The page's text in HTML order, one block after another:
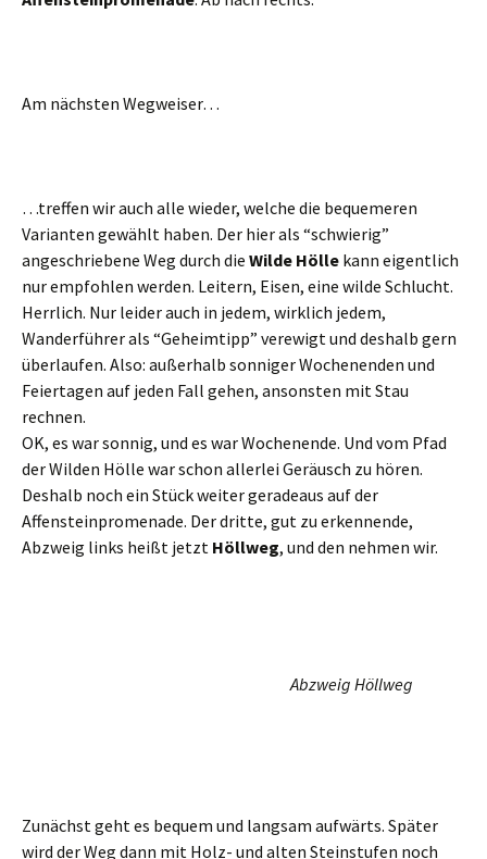
Am nächsten Wegweiser…
…treffen wir auch alle wieder, welche die bequemeren
Varianten gewählt haben. Der hier als “schwierig”
angeschriebene Weg durch die Wilde Hölle kann eigentlich
nur empfohlen werden. Leitern, Eisen, eine wilde Schlucht.
Herrlich. Nur leider auch in jedem, wirklich jedem,
Wanderführer als “Geheimtipp” verewigt und deshalb gern
überlaufen. Also: außerhalb sonniger Wochenenden und
Feiertagen auf jeden Fall gehen, ansonsten mit Stau
rechnen.
OK, es war sonnig, und es war Wochenende. Und vom Pfad
der Wilden Hölle war schon allerlei Geräusch zu hören.
Deshalb noch ein Stück weiter geradeaus auf der
Affensteinpromenade. Der dritte, gut zu erkennende,
Abzweig links heißt jetzt Höllweg, und den nehmen wir.
wird der Weg dann mit Holz- und alten Steinstufen noch